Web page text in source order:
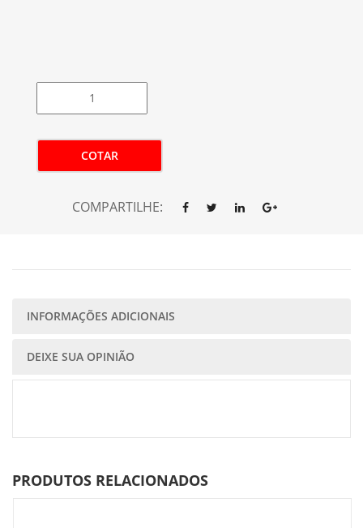
COTAR
COMPARTILHE:
INFORMAÇÕES ADICIONAIS
DEIXE SUA OPINIÃO
PRODUTOS RELACIONADOS